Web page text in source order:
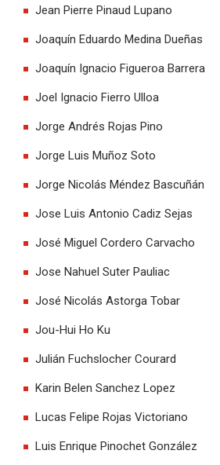
Jean Pierre Pinaud Lupano
Joaquín Eduardo Medina Dueñas
Joaquín Ignacio Figueroa Barrera
Joel Ignacio Fierro Ulloa
Jorge Andrés Rojas Pino
Jorge Luis Muñoz Soto
Jorge Nicolás Méndez Bascuñán
Jose Luis Antonio Cadiz Sejas
José Miguel Cordero Carvacho
Jose Nahuel Suter Pauliac
José Nicolás Astorga Tobar
Jou-Hui Ho Ku
Julián Fuchslocher Courard
Karin Belen Sanchez Lopez
Lucas Felipe Rojas Victoriano
Luis Enrique Pinochet González